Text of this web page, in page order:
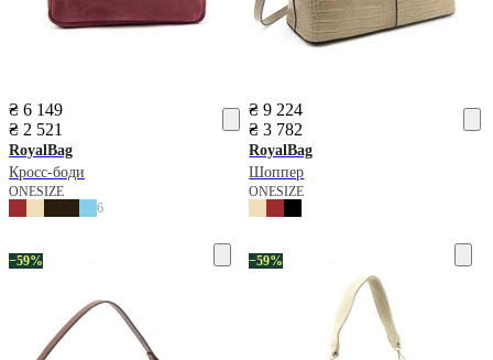
₴ 6 149
₴ 2 521
RoyalBag
Кросс-боди
ONESIZE
6
₴ 9 224
₴ 3 782
RoyalBag
Шоппер
ONESIZE
−59% −59%